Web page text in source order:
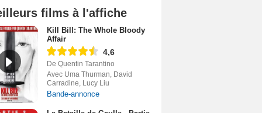
films à l'affiche
Kill Bill: The Whole Bloody
Affair
4,6
De Quentin Tarantino
Avec Uma Thurman, David
Carradine, Lucy Liu
Bande-annonce